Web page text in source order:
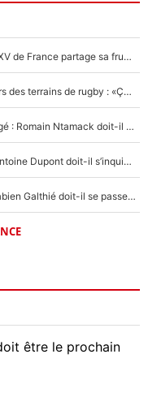
Mis de côté par Fabien Galthié, un joueur du XV de France partage sa frustration : «ils ne me l’ont pas dit tout de suite»
La raison d'être de Matthieu Jalibert en dehors des terrains de rugby : «Ça m'atteint autant que si tu touches à un membre de ma famille»
XV de France - Matthieu Jalibert a tout changé : Romain Ntamack doit-il s’inquiéter pour sa place à un an de la Coupe du monde ?
«Le XV de France est meilleur avec Lucu» : Antoine Dupont doit-il s’inquiéter pour sa place ?
Le XV de France a trouvé son remplaçant : Fabien Galthié doit-il se passer d'Antoine Dupont ?
être le prochain